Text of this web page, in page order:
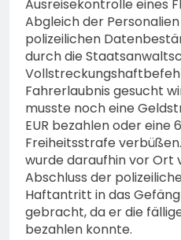
Ausreisekontrolle eines
Abgleich der
polizeilichen
durch die
Fahrerlaubnis gesucht
musste noch eine
EUR bezahlen oder eine
Freiheitsstrafe
wurde daraufhin vor
Abschluss der
Haftantritt in das
gebracht, da er die
bezahlen konnte.